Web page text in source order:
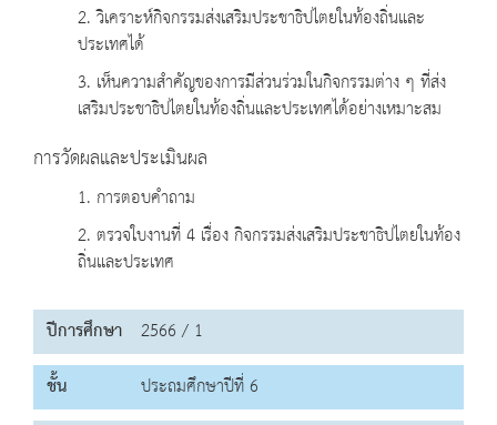
2. วิเคราะห์กิจกรรมส่งเสริมประชาธิปไตยในท้องถิ่นและ
ประเทศได้
3. เห็นความสำคัญของการมีส่วนร่วมในกิจกรรมต่าง ๆ ที่ส่ง
เสริมประชาธิปไตยในท้องถิ่นและประเทศได้อย่างเหมาะสม
การวัดผลและประเมินผล
1. การตอบคำถาม
2. ตรวจใบงานที่ 4 เรื่อง กิจกรรมส่งเสริมประชาธิปไตยในท้อง
ถิ่นและประเทศ
ปีการศึกษา 2566 / 1
ชั้น
ประถมศึกษาปีที่ 6